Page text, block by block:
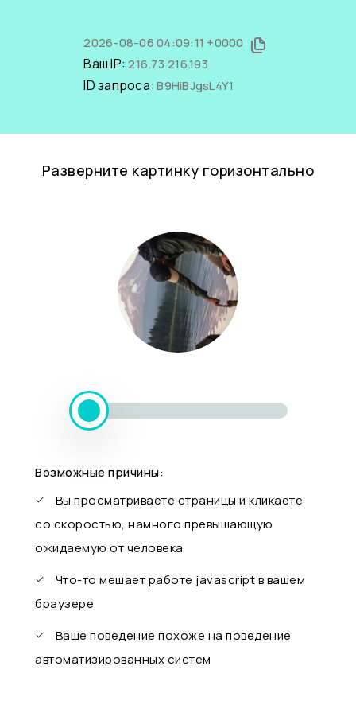
2026-08-06 04:09:11 +0000
Ваш IP:216.73.216.193
ID запроса:B9HiBJgsL4Y1
Разверните картинку горизонтально
Возможные причины:
Вы просматриваете страницы и кликаете
со скоростью, намного превышающую
ожидаемую от человека
Что-то мешает работе javascript в вашем
браузере
Ваше поведение похоже на поведение
автоматизированных систем